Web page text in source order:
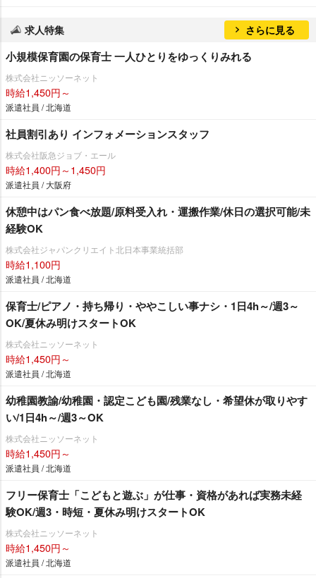
求人特集 さらに見る
小規模保育園の保育士 一人ひとりをゆっくりみれる
株式会社ニッソーネット
時給1,450円～
派遣社員 / 北海道
社員割引あり インフォメーションスタッフ
株式会社阪急ジョブ・エール
時給1,400円～1,450円
派遣社員 / 大阪府
休憩中はパン食べ放題/原料受入れ・運搬作業/休日の選択可能/未
経験OK
株式会社ジャパンクリエイト北日本事業統括部
時給1,100円
派遣社員 / 北海道
保育士/ピアノ・持ち帰り・ややこしい事ナシ・1日4h～/週3～
OK/夏休み明けスタートOK
株式会社ニッソーネット
時給1,450円～
派遣社員 / 北海道
幼稚園教諭/幼稚園・認定こども園/残業なし・希望休が取りやす
い/1日4h～/週3～OK
株式会社ニッソーネット
時給1,450円～
派遣社員 / 北海道
フリー保育士「こどもと遊ぶ」が仕事・資格があれば実務未経
験OK/週3・時短・夏休み明けスタートOK
株式会社ニッソーネット
時給1,450円～
派遣社員 / 北海道